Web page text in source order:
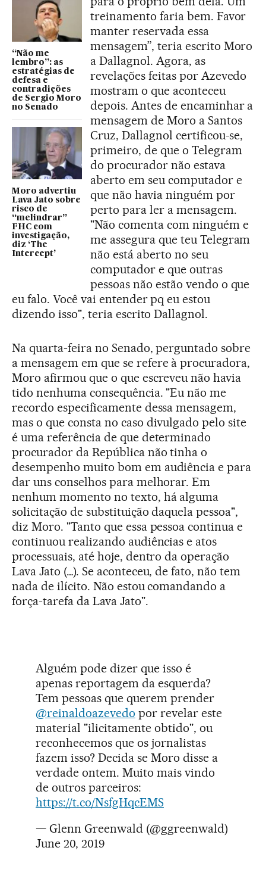
“Não me
lembro”: as
estratégias de
defesa e
contradições
de Sergio Moro
no Senado
Moro advertiu
Lava Jato sobre
risco de
“melindrar”
FHC com
investigação,
diz ‘The
Intercept’
treinamento faria bem. Favor
manter reservada essa
mensagem”, teria escrito Moro
a Dallagnol. Agora, as
revelações feitas por Azevedo
mostram o que aconteceu
depois. Antes de encaminhar a
mensagem de Moro a Santos
Cruz, Dallagnol certificou-se,
primeiro, de que o Telegram
do procurador não estava
aberto em seu computador e
que não havia ninguém por
perto para ler a mensagem.
"Não comenta com ninguém e
me assegura que teu Telegram
não está aberto no seu
computador e que outras
pessoas não estão vendo o que
eu falo. Você vai entender pq eu estou
dizendo isso", teria escrito Dallagnol.
Na quarta-feira no Senado, perguntado sobre
a mensagem em que se refere à procuradora,
Moro afirmou que o que escreveu não havia
tido nenhuma consequência. "Eu não me
recordo especificamente dessa mensagem,
mas o que consta no caso divulgado pelo site
é uma referência de que determinado
procurador da República não tinha o
desempenho muito bom em audiência e para
dar uns conselhos para melhorar. Em
nenhum momento no texto, há alguma
solicitação de substituição daquela pessoa",
diz Moro. "Tanto que essa pessoa continua e
continuou realizando audiências e atos
processuais, até hoje, dentro da operação
Lava Jato (…). Se aconteceu, de fato, não tem
nada de ilícito. Não estou comandando a
força-tarefa da Lava Jato".
Alguém pode dizer que isso é
apenas reportagem da esquerda?
Tem pessoas que querem prender
@reinaldoazevedo por revelar este
material "ilicitamente obtido", ou
reconhecemos que os jornalistas
fazem isso? Decida se Moro disse a
verdade ontem. Muito mais vindo
de outros parceiros:
https://t.co/NsfgHqcEMS
— Glenn Greenwald (@ggreenwald)
June 20, 2019